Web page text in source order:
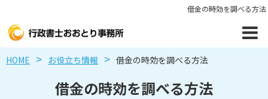
借金の時効を調べる方法
借金の時効を調べる方法
HOME お役立ち情報 借金の時効を調べる方法